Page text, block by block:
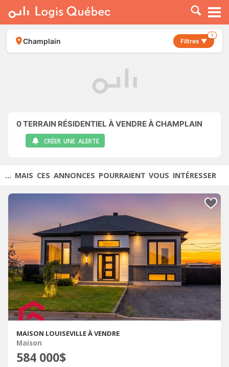
À LOUER
À VENDRE
PLACER UNE ANNONCE
Champlain Filtres ▼
1
0TERRAIN RÉSIDENTIEL À VENDRE À CHAMPLAIN
CRÉER UNE ALERTE
... MAIS CES ANNONCES POURRAIENT VOUS INTÉRESSER
MAISON LOUISEVILLE À VENDRE
Maison
584 000$